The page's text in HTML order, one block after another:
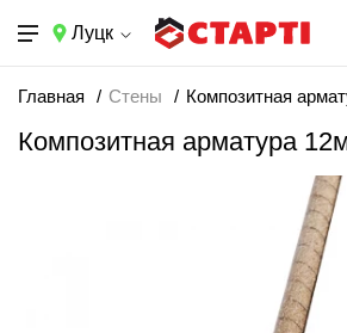
Луцк
Главная Стены Композитная
Композитная арматура